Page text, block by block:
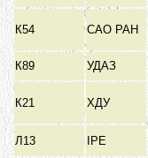
К54 САО РАН
К89
УДАЗ
К21 ХДУ
Л13
ІРЕ